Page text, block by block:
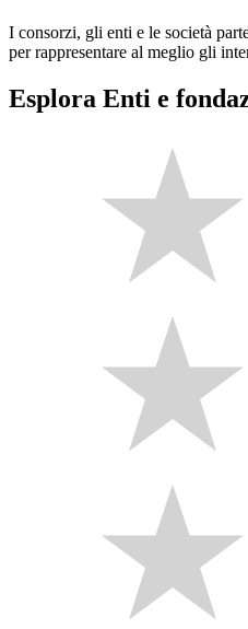
I consorzi, gli enti e le società
per rappresentare al meglio gli
Esplora Enti e